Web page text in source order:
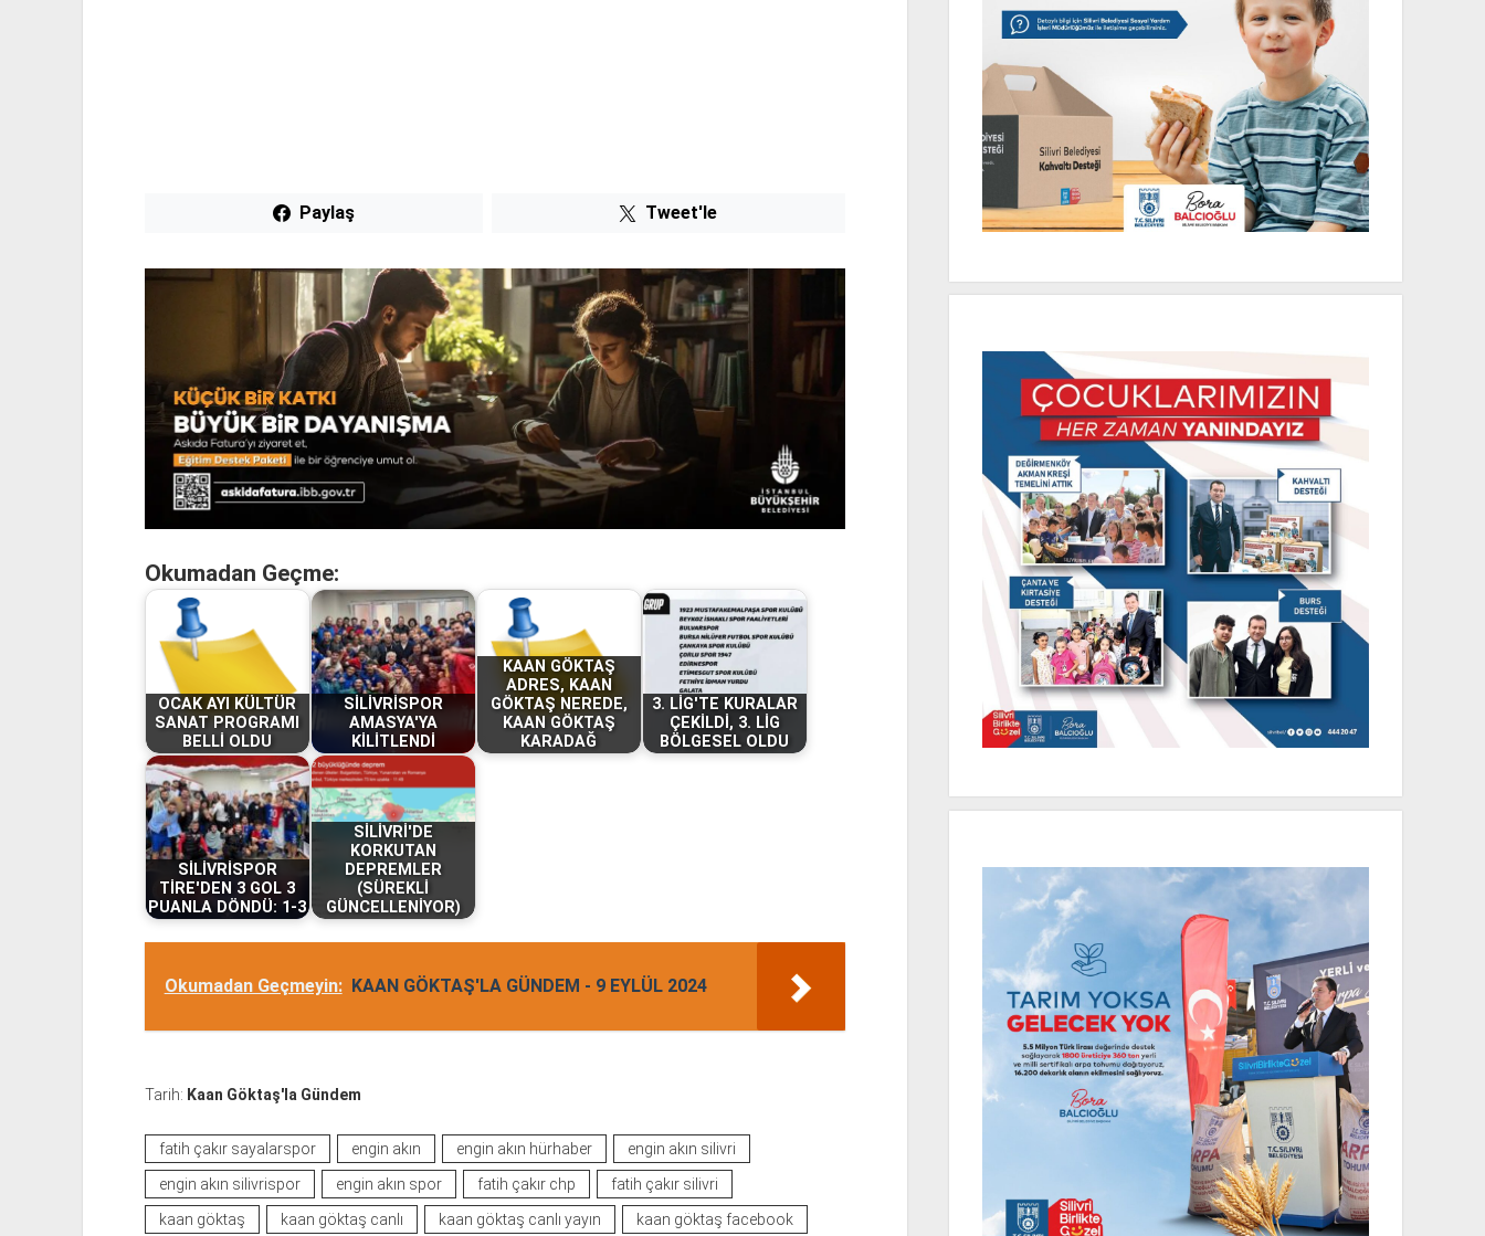
Paylaş Tweet'le
Okumadan Geçme:
OCAK AYI KÜLTÜR
SANAT PROGRAMI
BELLİ OLDU
SİLİVRİSPOR
AMASYA'YA
KİLİTLENDİ
KAAN GÖKTAŞ
ADRES, KAAN
GÖKTAŞ NEREDE,
KAAN GÖKTAŞ
KARADAĞ
3. LİG'TE KURALAR
ÇEKİLDİ, 3. LİG
BÖLGESEL OLDU
SİLİVRİSPOR
TİRE'DEN 3 GOL 3
PUANLA DÖNDÜ: 1-3
SİLİVRİ'DE
KORKUTAN
DEPREMLER
(SÜREKLİ
GÜNCELLENİYOR)
Okumadan Geçmeyin: KAAN GÖKTAŞ'LA GÜNDEM - 9 EYLÜL 2024
Tarih: Kaan Göktaş'la Gündem
fatih çakır sayalarspor engin akın engin akın hürhaber
engin akın silivri
engin akın silivrispor
engin akın spor fatih çakır chp
fatih çakır silivri
kaan göktaş
kaan göktaş canlı kaan göktaş canlı yayın kaan göktaş facebook